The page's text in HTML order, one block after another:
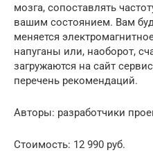
мозга, сопоставлять
вашим состоянием. Вам
меняется
напуганы или, наоборот,
загружаются на сайт
перечень рекомендаций.
Авторы: разработчики
Стоимость: 12 990 руб.